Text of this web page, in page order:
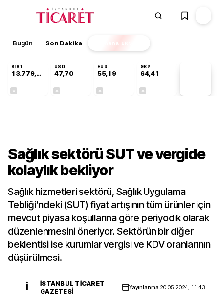
Bugün Son Dakika Finans EKSTRA
BIST
13.779,39
USD
47,70
EUR
55,19
GBP
64,41
Sağlık sektörü SUT ve vergide
kolaylık bekliyor
Sağlık hizmetleri sektörü, Sağlık Uygulama
Tebliği’ndeki (SUT) fiyat artışının tüm ürünler için
mevcut piyasa koşullarına göre periyodik olarak
düzenlenmesini öneriyor. Sektörün bir diğer
beklentisi ise kurumlar vergisi ve KDV oranlarının
düşürülmesi.
İ
İSTANBUL TICARET
GAZETESI
Yayınlanma 20.05.2024, 11:43